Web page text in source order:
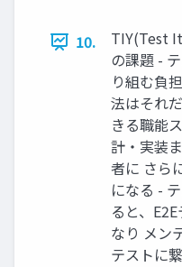
10.
TIY(Test
の課題 -
り組む負
法はそれ
きる職能
計・実装
者に さら
になる -
ると、
なり メン
テストに